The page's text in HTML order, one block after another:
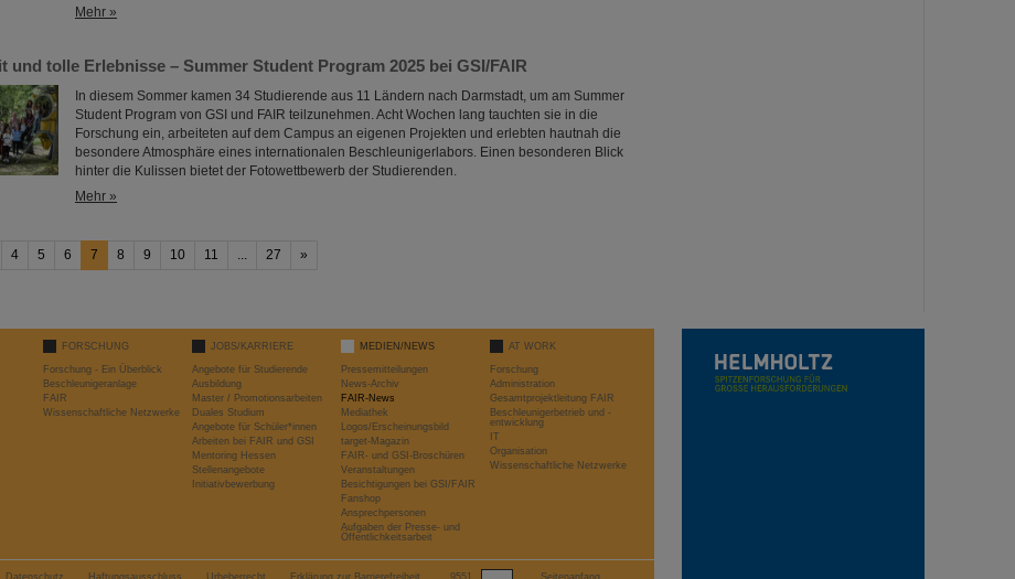
Mehr »
und tolle Erlebnisse – Summer Student Program 2025 bei GSI/FAIR
In diesem Sommer kamen 34 Studierende aus 11 Ländern nach Darmstadt, um am Summer
Student Program von GSI und FAIR teilzunehmen. Acht Wochen lang tauchten sie in die
Forschung ein, arbeiteten auf dem Campus an eigenen Projekten und erlebten hautnah die
besondere Atmosphäre eines internationalen Beschleunigerlabors. Einen besonderen Blick
hinter die Kulissen bietet der Fotowettbewerb der Studierenden.
Mehr »
4 5 6 7 8 9 10 11 ... 27 »
FORSCHUNG
Forschung - Ein Überblick
Beschleunigeranlage
FAIR
Wissenschaftliche Netzwerke
JOBS/KARRIERE
Angebote für Studierende
Ausbildung
Master / Promotionsarbeiten
Duales Studium
Angebote für Schüler*innen
Arbeiten bei FAIR und GSI
Mentoring Hessen
Stellenangebote
Initiativbewerbung
MEDIEN/NEWS
Pressemitteilungen
News-Archiv
FAIR-News
Mediathek
Logos/Erscheinungsbild
target-Magazin
FAIR- und GSI-Broschüren
Veranstaltungen
Besichtigungen bei GSI/FAIR
Fanshop
Ansprechpersonen
Aufgaben der Presse- und
Öffentlichkeitsarbeit
AT WORK
Forschung
Administration
Gesamtprojektleitung FAIR
Beschleunigerbetrieb und -
entwicklung
IT
Organisation
Wissenschaftliche Netzwerke